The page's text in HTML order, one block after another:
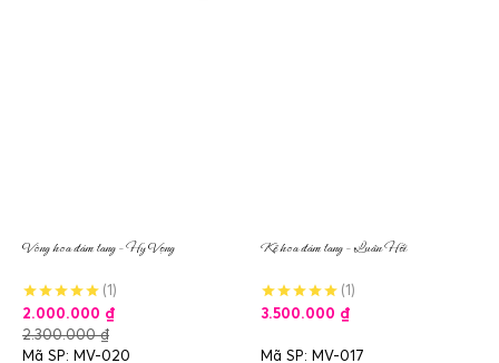
Vòng hoa đám tang – Hy Vọng
(1)
2.000.000 ₫
2.300.000₫
Mã SP: MV-020
Kệ hoa đám tang – Luân Hồi
(1)
3.500.000 ₫
Mã SP: MV-017